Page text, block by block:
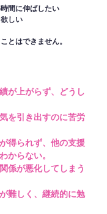
間に伸ばしたい
しい
とはできません。
が上がらず、どうし
を引き出すのに苦労
得られず、他の支援
からない。
係が悪化してしまう
難しく、継続的に勉